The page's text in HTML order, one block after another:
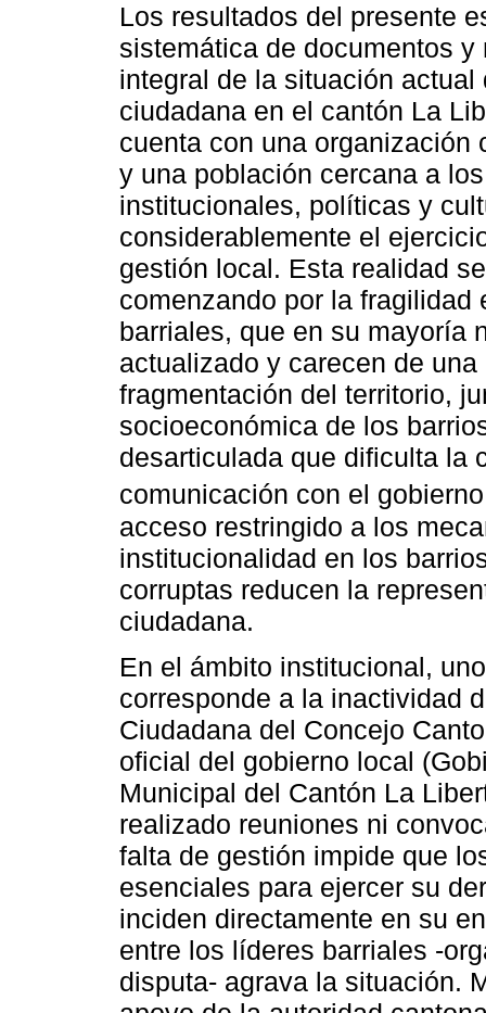
Los resultados del presente
sistemática de documentos
integral de la situación
ciudadana en el cantón La
cuenta con una organización
y una población cercana a
institucionales, políticas y
considerablemente el
gestión local. Esta realidad
comenzando por la
barriales, que en su mayoría
actualizado y carecen de
fragmentación del territorio,
socioeconómica de los
desarticulada que dificulta la
comunicación con el
acceso restringido a los
institucionalidad en los
corruptas reducen la
ciudadana.
En el ámbito institucional,
corresponde a la inactividad
Ciudadana del Concejo
oficial del gobierno local
Municipal del Cantón La
realizado reuniones ni
falta de gestión impide que
esenciales para ejercer su
inciden directamente en su
entre los líderes barriales -
disputa- agrava la situación.